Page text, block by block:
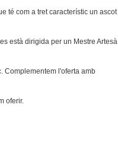
té com a tret característic un ascot
està dirigida per un Mestre Artesà
Complementem l'oferta amb
oferir.